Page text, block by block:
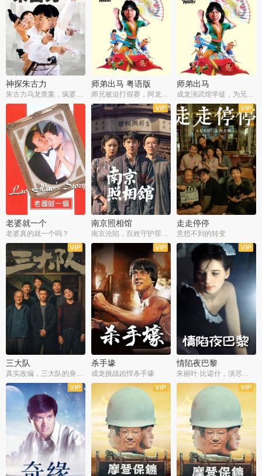
神探朱古力
朱古力乌龙查案，疯婆子神助攻
师弟出马 粤语版
师兄被迫打假赛，阿龙追查斗黑帮
师弟出马
成龙演武馆学徒，为兄搏命战黑道
老婆就一个
老婆真的就一个吗？
南京照相馆
南京沦陷，百姓守护罪证底片
走走停停
意想不到的转变
三大队 杀手壕
成龙挑战凶悍杀手壕
情陷夜巴黎